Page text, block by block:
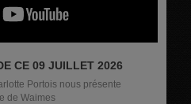
CE 09 JUILLET 2026
Portois nous présente
de Waimes